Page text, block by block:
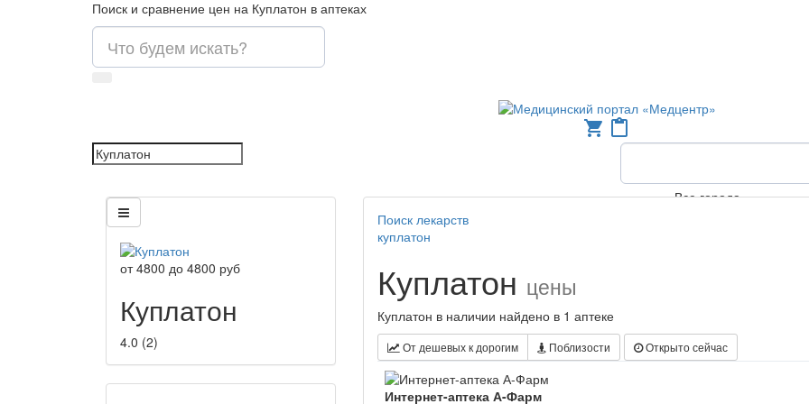
Поиск и сравнение цен на Куплатон в аптеках
shopping_cart content_paste
Все города
от4800 до 4800 руб
Куплатон
4.0 (2)
Поиск лекарств
куплатон
Куплатон цены
Куплатон в наличии найдено в 1 аптеке
От дешевых к дорогим Поблизости Открыто сейчас
Интернет-аптека А-Фарм